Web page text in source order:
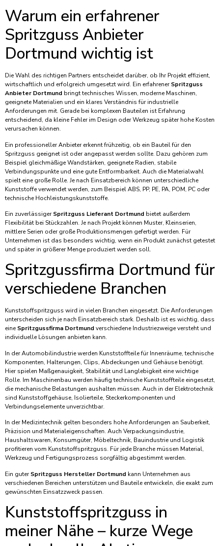
Warum ein erfahrener
Spritzguss Anbieter
Dortmund wichtig ist
Die Wahl des richtigen Partners entscheidet darüber, ob Ihr Projekt effizient,
wirtschaftlich und erfolgreich umgesetzt wird. Ein erfahrenerSpritzguss
Anbieter Dortmund bringt technisches Wissen, moderne Maschinen,
geeignete Materialien und ein klares Verständnis für industrielle
Anforderungen mit. Gerade bei komplexen Bauteilen ist Erfahrung
entscheidend, da kleine Fehler im Design oder Werkzeug später hohe Kosten
verursachen können.
Ein professioneller Anbieter erkennt frühzeitig, ob ein Bauteil für den
Spritzguss geeignet ist oder angepasst werden sollte. Dazu gehören zum
Beispiel gleichmäßige Wandstärken, geeignete Radien, stabile
Verbindungspunkte und eine gute Entformbarkeit. Auch die Materialwahl
spielt eine große Rolle. Je nach Einsatzbereich können unterschiedliche
Kunststoffe verwendet werden, zum Beispiel ABS, PP, PE, PA, POM, PC oder
technische Hochleistungskunststoffe.
Ein zuverlässigerSpritzguss Lieferant Dortmund bietet außerdem
Flexibilität bei Stückzahlen. Je nach Projekt können Muster, Kleinserien,
mittlere Serien oder große Produktionsmengen gefertigt werden. Für
Unternehmen ist das besonders wichtig, wenn ein Produkt zunächst getestet
und später in größerer Menge produziert werden soll.
Spritzgussfirma Dortmund für
verschiedene Branchen
Kunststoffspritzguss wird in vielen Branchen eingesetzt. Die Anforderungen
unterscheiden sich je nach Einsatzbereich stark. Deshalb ist es wichtig, dass
eine Spritzgussfirma Dortmund verschiedene Industriezweige versteht und
individuelle Lösungen anbieten kann.
In der Automobilindustrie werden Kunststoffteile für Innenräume, technische
Komponenten, Halterungen, Clips, Abdeckungen und Gehäuse benötigt.
Hier spielen Maßgenauigkeit, Stabilität und Langlebigkeit eine wichtige
Rolle. Im Maschinenbau werden häufig technische Kunststoffteile eingesetzt,
die mechanische Belastungen aushalten müssen. Auch in der Elektrotechnik
sind Kunststoffgehäuse, Isolierteile, Steckerkomponenten und
Verbindungselemente unverzichtbar.
In der Medizintechnik gelten besonders hohe Anforderungen an Sauberkeit,
Präzision und Materialeigenschaften. Auch Verpackungsindustrie,
Haushaltswaren, Konsumgüter, Möbeltechnik, Bauindustrie und Logistik
profitieren vom Kunststoffspritzguss. Für jede Branche müssen Material,
Werkzeug und Fertigungsprozess sorgfältig abgestimmt werden.
Ein guterSpritzguss Hersteller Dortmund kann Unternehmen aus
verschiedenen Bereichen unterstützen und Bauteile entwickeln, die exakt zum
gewünschten Einsatzzweck passen.
Kunststoffspritzguss in
meiner Nähe – kurze Wege